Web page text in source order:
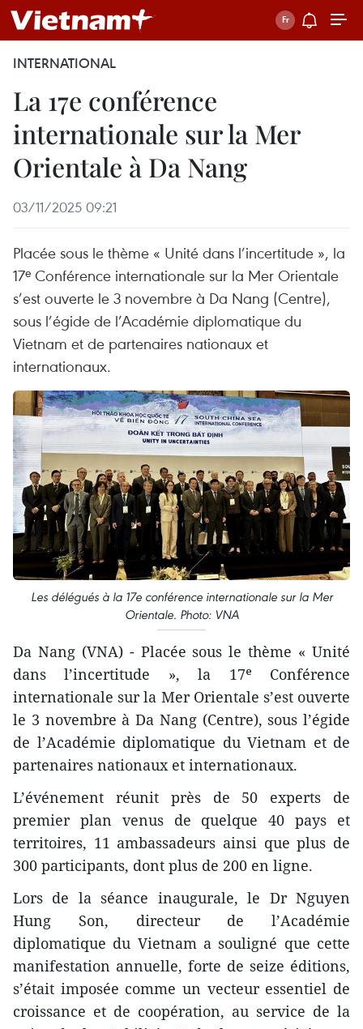
INTERNATIONAL
La 17e conférence
internationale sur la Mer
Orientale à Da Nang
03/11/2025 09:21
Placée sous le thème « Unité dans l’incertitude », la
17ᵉ Conférence internationale sur la Mer Orientale
s’est ouverte le 3 novembre à Da Nang (Centre),
sous l’égide de l’Académie diplomatique du
Vietnam et de partenaires nationaux et
internationaux.
Les délégués à la 17e conférence internationale sur la Mer
Orientale. Photo: VNA
Da Nang (VNA) - Placée sous le thème « Unité
dans l’incertitude », la 17ᵉ Conférence
internationale sur la Mer Orientale s’est ouverte
le 3 novembre à Da Nang (Centre), sous l’égide
de l’Académie diplomatique du Vietnam et de
partenaires nationaux et internationaux.
L’événement réunit près de 50 experts de
premier plan venus de quelque 40 pays et
territoires, 11 ambassadeurs ainsi que plus de
300 participants, dont plus de 200 en ligne.
Lors de la séance inaugurale, le Dr Nguyen
Hung Son, directeur de l’Académie
diplomatique du Vietnam a souligné que cette
manifestation annuelle, forte de seize éditions,
s’était imposée comme un vecteur essentiel de
croissance et de coopération, au service de la